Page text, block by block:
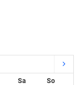
Sa
So